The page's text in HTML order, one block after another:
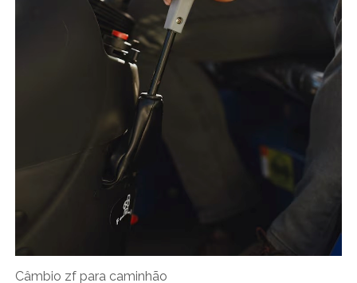
Câmbio zf para caminhão